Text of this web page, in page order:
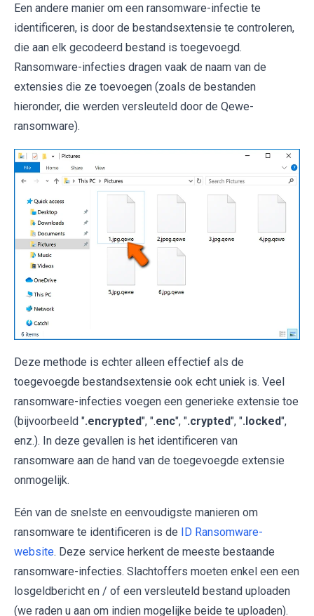
Een andere manier om een ​​ransomware-infectie te
identificeren, is door de bestandsextensie te controleren,
die aan elk gecodeerd bestand is toegevoegd.
Ransomware-infecties dragen vaak de naam van de
extensies die ze toevoegen (zoals de bestanden
hieronder, die werden versleuteld door de Qewe-
ransomware).
Deze methode is echter alleen effectief als de
toegevoegde bestandsextensie ook echt uniek is. Veel
ransomware-infecties voegen een generieke extensie toe
(bijvoorbeeld ".encrypted", ".enc", ".crypted", ".locked",
enz.). In deze gevallen is het identificeren van
ransomware aan de hand van de toegevoegde extensie
onmogelijk.
Eén van de snelste en eenvoudigste manieren om
ransomware te identificeren is de ID Ransomware-
website. Deze service herkent de meeste bestaande
ransomware-infecties. Slachtoffers moeten enkel een een
losgeldbericht en / of een versleuteld bestand uploaden
(we raden u aan om indien mogelijke beide te uploaden).